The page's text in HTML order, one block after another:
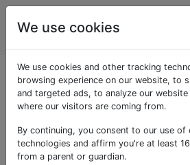
Geografisches
Konvertieren
ArcGIS-
eine SLD-
We use cookies
We use cookies and other tracking
browsing experience on our website, to
and targeted ads, to analyze our
where our visitors are coming from.
By continuing, you consent to our use
technologies and affirm you're at least
from a parent or guardian.